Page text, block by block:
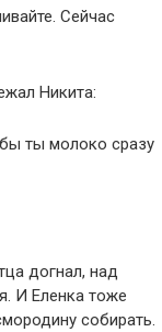
Сейчас
Никита:
ты молоко сразу
догнал, над
И Еленка тоже
собирать.